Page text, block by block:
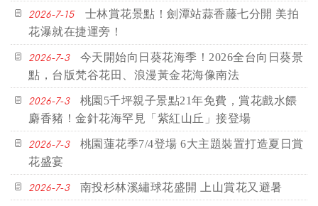
2026-7-15
士林賞花景點！劍潭站蒜香藤七分開 美拍
花瀑就在捷運旁！
2026-7-3
今天開始向日葵花海季！2026全台向日葵景
點，台版梵谷花田、浪漫黃金花海像南法
2026-7-3
桃園5千坪親子景點21年免費，賞花戲水餵
麝香豬！金針花海罕見「紫紅山丘」接登場
2026-7-3
桃園蓮花季7/4登場 6大主題裝置打造夏日賞
花盛宴
2026-7-3 南投杉林溪繡球花盛開 上山賞花又避暑